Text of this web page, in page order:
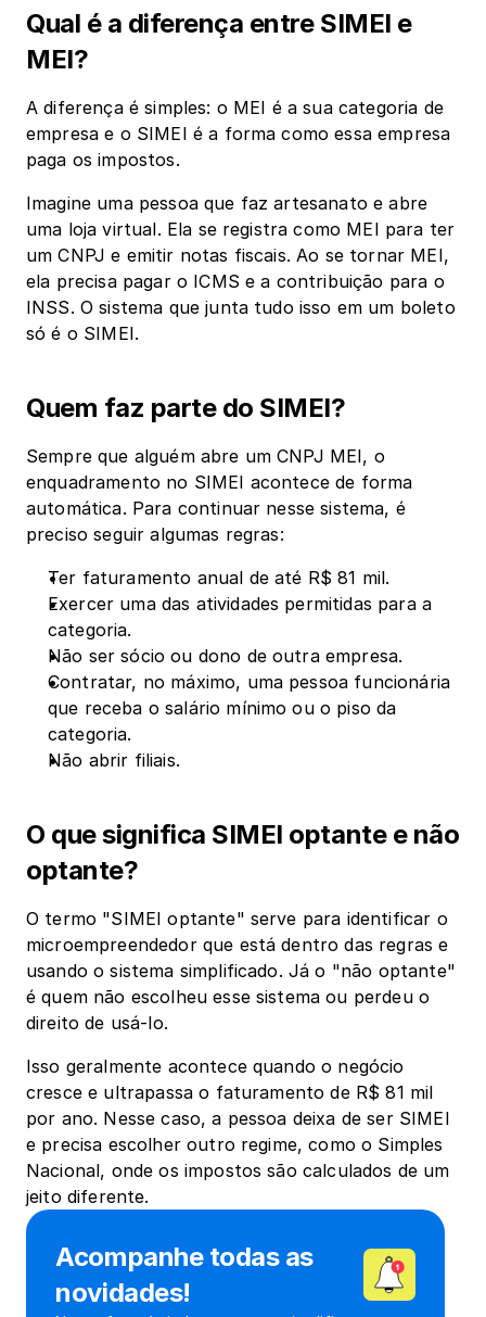
Qual é a diferença entre SIMEI e
MEI?
A diferença é simples: o MEI é a sua categoria de
empresa e o SIMEI é a forma como essa empresa
paga os impostos.
Imagine uma pessoa que faz artesanato e abre
uma loja virtual. Ela se registra como MEI para ter
um CNPJ e emitir notas fiscais. Ao se tornar MEI,
ela precisa pagar o ICMS e a contribuição para o
INSS. O sistema que junta tudo isso em um boleto
só é o SIMEI.
Quem faz parte do SIMEI?
Sempre que alguém abre um CNPJ MEI, o
enquadramento no SIMEI acontece de forma
automática. Para continuar nesse sistema, é
preciso seguir algumas regras:
Ter faturamento anual de até R$ 81 mil.
Exercer uma das atividades permitidas para a
categoria.
Não ser sócio ou dono de outra empresa.
Contratar, no máximo, uma pessoa funcionária
que receba o salário mínimo ou o piso da
categoria.
Não abrir filiais.
O que significa SIMEI optante e não
optante?
O termo "SIMEI optante" serve para identificar o
microempreendedor que está dentro das regras e
usando o sistema simplificado. Já o "não optante"
é quem não escolheu esse sistema ou perdeu o
direito de usá-lo.
Isso geralmente acontece quando o negócio
cresce e ultrapassa o faturamento de R$ 81 mil
por ano. Nesse caso, a pessoa deixa de ser SIMEI
e precisa escolher outro regime, como o Simples
Nacional, onde os impostos são calculados de um
jeito diferente.
Acompanhe todas as
novidades!